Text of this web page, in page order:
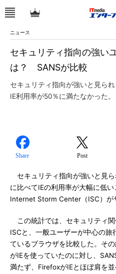
ニュース
セキュリティ指向の強い
は？ SANSが比較
セキュリティ指向が強いと見ら
IE利用率が50％に満たなかった。
Share Post
セキュリティ指向が強いと見
に比べてIEの利用率が大幅に低
Internet Storm Center（ISC）が
この統計では、セキュリティ
ISCと、一般ユーザーが中心の旅
ているブラウザを比較した。そ
がIEを使っていたのに対し、
満たず、FirefoxがIEとほぼ肩を並